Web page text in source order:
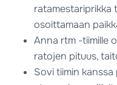
ratamestariprikka
osoittamaan
Anna rtm -tiimille
ratojen pituus,
Sovi tiimin